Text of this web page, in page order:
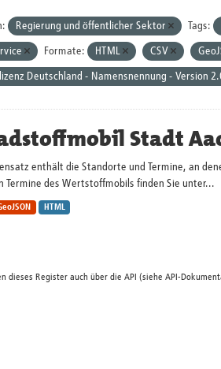
Regierung und öffentlicher Sektor Tags:
Formate: HTML CSV
Deutschland - Namensnennung - Version
Stadt
enthält die Standorte und Termine, an
Termine des Wertstoffmobils finden Sie unter...
HTML
dieses Register auch über die API (siehe API-